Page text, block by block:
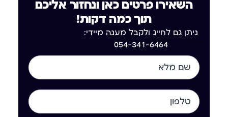
השאירו פרטים כאן ונחזור אליכם
תוך כמה דקות!
ניתן גם לחייג ולקבל מענה מיידי:
054-341-6464